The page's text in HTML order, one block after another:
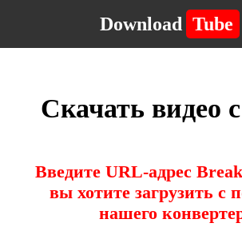
Download Tube
Скачать видео
Введите URL-адрес
вы хотите загрузить с
нашего